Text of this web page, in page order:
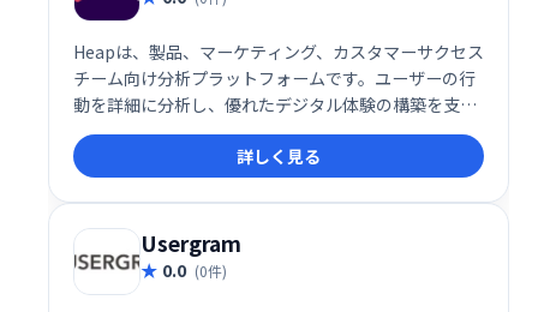
Heapは、製品、マーケティング、カスタマーサクセス
チーム向け分析プラットフォームです。ユーザーの行
動を詳細に分析し、優れたデジタル体験の構築を支援
することで、顧客獲得と維持率向上に貢献します。直
感的なインターフェースで、複雑なデータ分析を容易
に行えます。
詳しく見る
Usergram
0.0 (0件)